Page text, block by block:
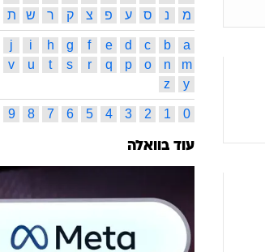
מ
נ ס ע פ צ ק ר ש ת
a
b
c
d
e
f
g
h
i
j
m
n
o
p
q
r
s
t
u
v
y
z
0
1
2
3
4
5
6
7
8
9
עוד בוואלה